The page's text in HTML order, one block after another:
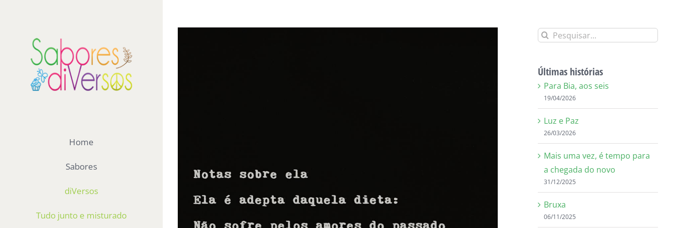
conteúdo
Home
Sabores
diVersos
Tudo junto e misturado
Buscar
Últimas histórias
Para Bia, aos seis
19/04/2026
Luz e Paz
26/03/2026
Mais uma vez, é tempo para
a chegada do novo
31/12/2025
Bruxa
06/11/2025